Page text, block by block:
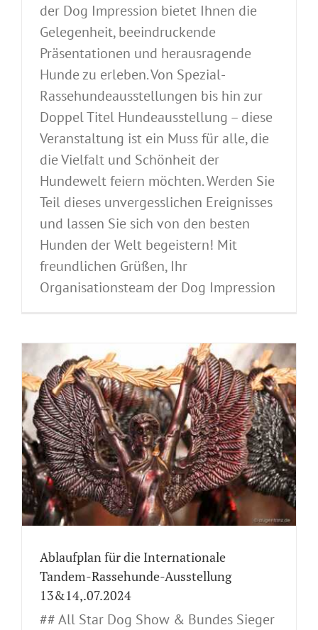
der Dog Impression bietet Ihnen die
Gelegenheit, beeindruckende
Präsentationen und herausragende
Hunde zu erleben. Von Spezial-
Rassehundeausstellungen bis hin zur
Doppel Titel Hundeausstellung – diese
Veranstaltung ist ein Muss für alle, die
die Vielfalt und Schönheit der
Hundewelt feiern möchten. Werden Sie
Teil dieses unvergesslichen Ereignisses
und lassen Sie sich von den besten
Hunden der Welt begeistern! Mit
freundlichen Grüßen, Ihr
Organisationsteam der Dog Impression
Ablaufplan für die Internationale
Tandem-Rassehunde-Ausstellung
13&14,.07.2024
## All Star Dog Show & Bundes Sieger